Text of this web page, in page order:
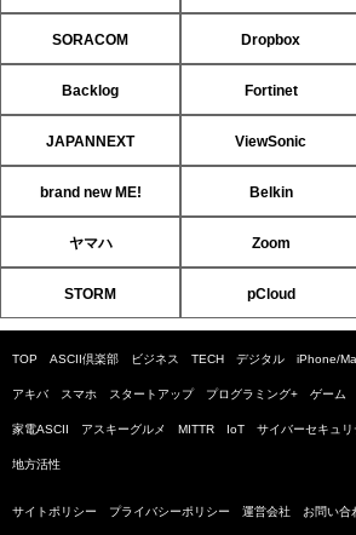
SORACOM Dropbox
Backlog Fortinet
JAPANNEXT ViewSonic
brand new ME! Belkin
ヤマハ Zoom
STORM pCloud
TOP ASCII倶楽部 ビジネス TECH デジタル iPhone/
アキバ スマホ スタートアップ プログラミング+ ゲーム
家電ASCII アスキーグルメ MITTR IoT サイバーセキュ
地方活性
サイトポリシー プライバシーポリシー 運営会社 お問い合